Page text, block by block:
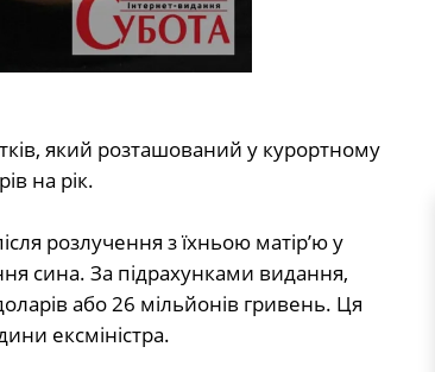
який розташований у курортному
на рік.
розлучення з їхньою матір’ю у
сина. За підрахунками видання,
або 26 мільйонів гривень. Ця
ексміністра.